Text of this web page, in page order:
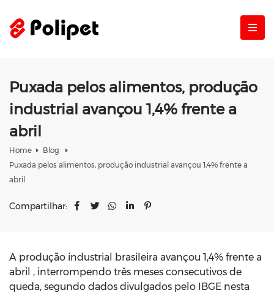
Puxada pelos alimentos, produção
industrial avançou 1,4% frente a
abril
Home
Blog
Puxada pelos alimentos, produção industrial avançou 1,4% frente a
abril
Compartilhar:
A produção industrial brasileira avançou 1,4% frente a
abril , interrompendo três meses consecutivos de
queda, segundo dados divulgados pelo IBGE nesta